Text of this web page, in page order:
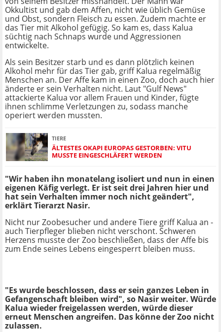
Okkultist und gab dem Affen, nicht wie üblich Gemüse
und Obst, sondern Fleisch zu essen. Zudem machte er
das Tier mit Alkohol gefügig. So kam es, dass Kalua
süchtig nach Schnaps wurde und Aggressionen
entwickelte.
Als sein Besitzer starb und es dann plötzlich keinen
Alkohol mehr für das Tier gab, griff Kalua regelmäßig
Menschen an. Der Affe kam in einen Zoo, doch auch hier
änderte er sein Verhalten nicht. Laut "Gulf News"
attackierte Kalua vor allem Frauen und Kinder, fügte
ihnen schlimme Verletzungen zu, sodass manche
operiert werden mussten.
TIERE
ÄLTESTES OKAPI EUROPAS GESTORBEN: VITU
MUSSTE EINGESCHLÄFERT WERDEN
"Wir haben ihn monatelang isoliert und nun in einen
eigenen Käfig verlegt. Er ist seit drei Jahren hier und
hat sein Verhalten immer noch nicht geändert",
erklärt Tierarzt Nasir.
Nicht nur Zoobesucher und andere Tiere griff Kalua an -
auch Tierpfleger blieben nicht verschont. Schweren
Herzens musste der Zoo beschließen, dass der Affe bis
zum Ende seines Lebens eingesperrt bleiben muss.
"Es wurde beschlossen, dass er sein ganzes Leben in
Gefangenschaft bleiben wird", so Nasir weiter. Würde
Kalua wieder freigelassen werden, würde dieser
erneut Menschen angreifen. Das könne der Zoo nicht
zulassen.